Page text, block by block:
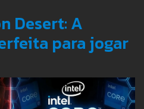
Desert: A
para jogar